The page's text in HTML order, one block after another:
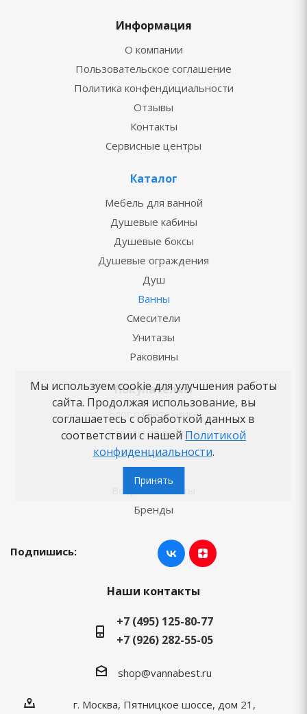
Информация
О компании
Пользовательское соглашение
Политика конфендициальности
Отзывы
Контакты
Сервисные центры
Каталог
Мебель для ванной
Душевые кабины
Душевые боксы
Душевые ограждения
Душ
Ванны
Смесители
Унитазы
Раковины
Покупателям
Блог о сантехнике
Советы по выбору
Как заказать
Новости
Вопросы-ответы
Бренды
Подпишись:
Наши контакты
+7 (495) 125-80-77
+7 (926) 282-55-05
shop@vannabest.ru
г. Москва, Пятницкое шоссе, дом 21,
Мы используем cookie для улучшения работы
сайта. Продолжая использование, вы
соглашаетесь с обработкой данных в
соответствии с нашей Политикой
конфиденциальности.
Принять